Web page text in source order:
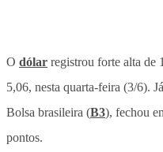
O dólar registrou forte alta de
5,06, nesta quarta-feira (3/6).
Bolsa brasileira (B3), fechou
pontos.